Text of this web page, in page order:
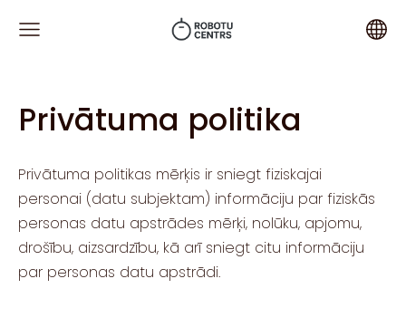
Privātuma politika
Privātuma politikas mērķis ir sniegt fiziskajai
personai (datu subjektam) informāciju par fiziskās
personas datu apstrādes mērķi, nolūku, apjomu,
drošību, aizsardzību, kā arī sniegt citu informāciju
par personas datu apstrādi.